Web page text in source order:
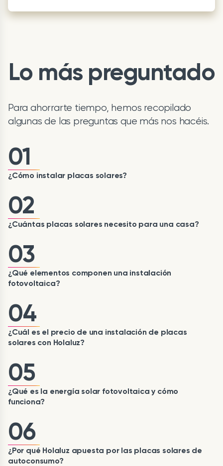
Lo más preguntado
Para ahorrarte tiempo, hemos recopilado
algunas de las preguntas que más nos hacéis.
01
¿Cómo instalar placas solares?
02
¿Cuántas placas solares necesito para una casa?
03
¿Qué elementos componen una instalación
fotovoltaica?
04
¿Cuál es el precio de una instalación de placas
solares con Holaluz?
05
¿Qué es la energía solar fotovoltaica y cómo
funciona?
06
¿Por qué Holaluz apuesta por las placas solares de
autoconsumo?